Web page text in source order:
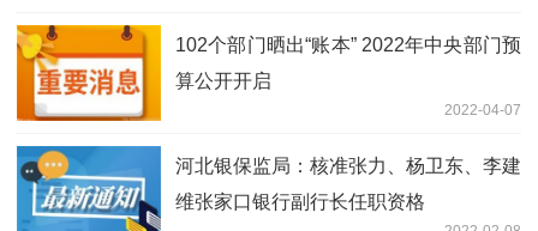
102个部门晒出“账本” 2022年中央部门预
算公开开启
2022-04-07
河北银保监局：核准张力、杨卫东、李建
维张家口银行副行长任职资格